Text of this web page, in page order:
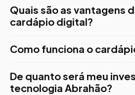
Quais são as vantagens
cardápio digital?
Como funciona o
De quanto será meu
tecnologia Abrahão?